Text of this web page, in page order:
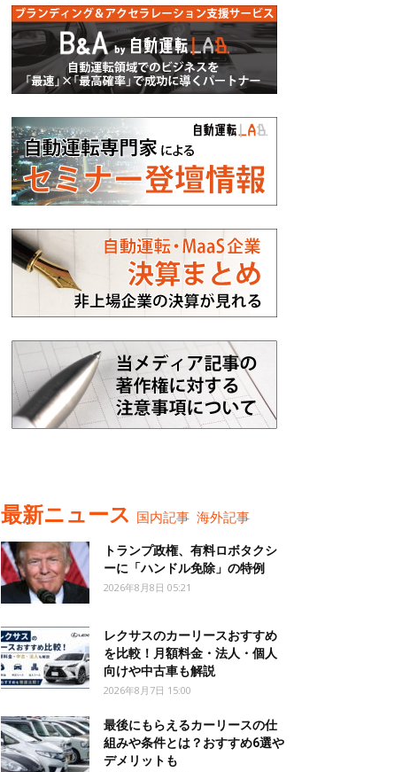
最新ニュース 国内記事 海外記事
トランプ政権、有料ロボタクシ
ーに「ハンドル免除」の特例
2026年8月8日 05:21
レクサスのカーリースおすすめ
を比較！月額料金・法人・個人
向けや中古車も解説
2026年8月7日 15:00
最後にもらえるカーリースの仕
組みや条件とは？おすすめ6選や
デメリットも